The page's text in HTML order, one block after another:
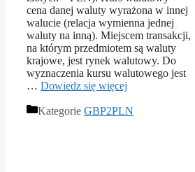
cena danej waluty wyrażona w innej
walucie (relacja wymienna jednej
waluty na inną). Miejscem transakcji,
na którym przedmiotem są waluty
krajowe, jest rynek walutowy. Do
wyznaczenia kursu walutowego jest
… Dowiedz się więcej
Kategorie GBP2PLN